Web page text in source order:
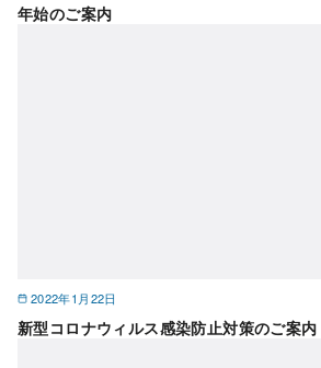
年始のご案内
2022年1月22日
新型コロナウィルス感染防止対策のご案内